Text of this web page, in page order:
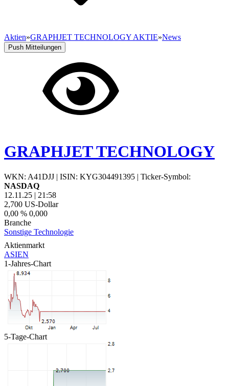
Aktien»GRAPHJET TECHNOLOGY AKTIE»News
Push Mitteilungen
GRAPHJET TECHNOLOGY
WKN: A41DJJ | ISIN: KYG304491395 | Ticker-Symbol:
NASDAQ
12.11.25 | 21:58
2,700 US-Dollar
0,00 % 0,000
Branche
Sonstige Technologie
Aktienmarkt
ASIEN
1-Jahres-Chart
5-Tage-Chart